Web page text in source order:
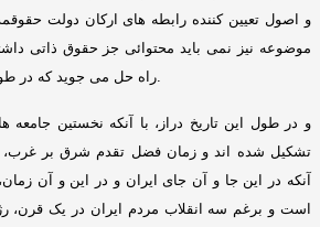
و اصول تعیین کننده رابطه های ارکان دولت
موضوعه نیز نمی باید محتوائی جز حقوق ذاتی
راه حل می جوید که در
و در طول این تاریخ دراز، با آنکه نخستین
تشکیل شده اند و زمان فضل تقدم شرق بر غرب،
آنکه در این جا و آن جای ایران و در این و آن
است و برغم سه انقلاب مردم ایران در یک قرن،